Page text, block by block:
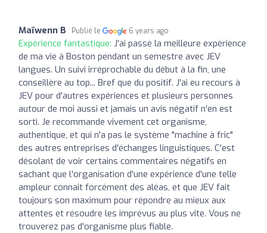
Maïwenn B Publié le 6 years ago
Expérience fantastique: J'ai passé la meilleure expérience
de ma vie à Boston pendant un semestre avec JEV
langues. Un suivi irréprochable du début à la fin, une
conseillère au top... Bref que du positif. J'ai eu recours à
JEV pour d'autres expériences et plusieurs personnes
autour de moi aussi et jamais un avis négatif n'en est
sorti. Je recommande vivement cet organisme,
authentique, et qui n'a pas le système "machine à fric"
des autres entreprises d'échanges linguistiques. C'est
désolant de voir certains commentaires négatifs en
sachant que l'organisation d'une expérience d'une telle
ampleur connait forcément des aléas, et que JEV fait
toujours son maximum pour répondre au mieux aux
attentes et résoudre les imprévus au plus vite. Vous ne
trouverez pas d'organisme plus fiable.